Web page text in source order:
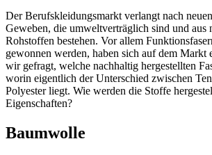
Der Berufskleidungsmarkt verlangt nach
Geweben, die umweltverträglich sind und aus
Rohstoffen bestehen. Vor allem
gewonnen werden, haben sich auf dem Markt
wir gefragt, welche nachhaltig hergestellten
worin eigentlich der Unterschied zwischen
Polyester liegt. Wie werden die Stoffe
Eigenschaften?
Baumwolle